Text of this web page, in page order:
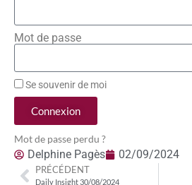
Mot de passe
Se souvenir de moi
Connexion
Mot de passe perdu ?
Delphine Pagès 02/09/2024
PRÉCÉDENT
Daily Insight 30/08/2024